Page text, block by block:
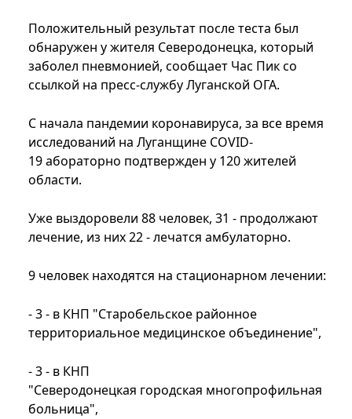
Положительный результат после теста был
обнаружен у жителя Северодонецка, который
заболел пневмонией, сообщает Час Пик со
ссылкой на пресс-службу Луганской ОГА.
С начала пандемии коронавируса, за все время
исследований на Луганщине COVID-
19 абораторно подтвержден у 120 жителей
области.
Уже выздоровели 88 человек, 31 - продолжают
лечение, из них 22 - лечатся амбулаторно.
9 человек находятся на стационарном лечении:
- 3 - в КНП "Старобельское районное
территориальное медицинское объединение",
- 3 - в КНП
"Северодонецкая городская многопрофильная
больница",